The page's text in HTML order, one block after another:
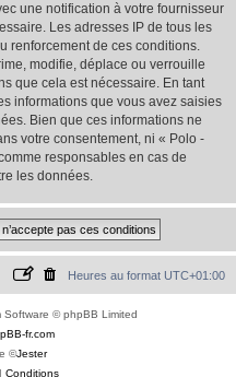
une notification à votre fournisseur
Les adresses IP de tous les
renforcement de ces conditions.
modifie, déplace ou verrouille
que cela est nécessaire. En tant
informations que vous avez saisies
Bien que ces informations ne
votre consentement, ni « Polo -
responsables en cas de
les données.
Heures au format UTC+01:00
Software © phpBB Limited
fr.com
©Jester
| Conditions